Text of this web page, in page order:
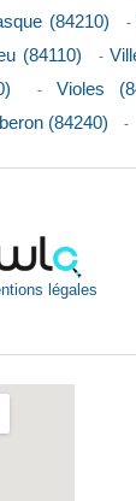
(84210) -
(84110) -
- Violes
(84240) -
légales